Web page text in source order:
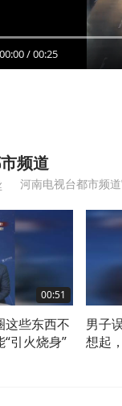
00:00/00:25
频道
河南电视台都市频
00:51
这些东西不
引火烧身”
男子
想起